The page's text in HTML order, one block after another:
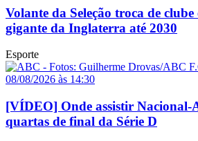
Volante da Seleção troca de clube
gigante da Inglaterra até 2030
Esporte
08/08/2026 às 14:30
[VÍDEO] Onde assistir Nacional-
quartas de final da Série D